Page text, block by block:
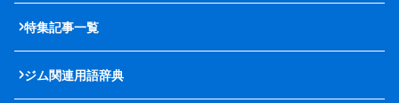
特集記事一覧
ジム関連用語辞典